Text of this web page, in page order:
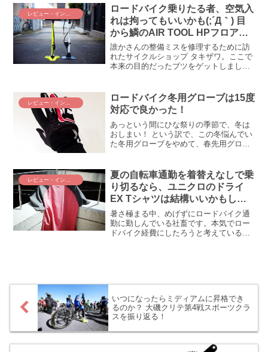
が爆上がりなのが「チューブレス化」で
あります。「お盆に...
ロードバイク乗りたる者、空気入
れは拘ってもいいかも(;´Д｀) 目
から鱗のAIR TOOL HPフロアポ
ンプ
誰かさんの整備ミスを修理するために訪
れたサイクルショップ タキザワ。ここで
本来の目的だったブツをゲットしまし
買ったお話。イイもの...
レビュー・インプレ
ロードバイク冬用グローブは15度
対応で良かった！
あっという間にひな祭りの季節で、冬は
おしまい！ という訳で、この冬悩んでい
た冬用グローブをやめて、春先用グロー
じゃん！5度対応のグローブは暑過ぎる？
ことの発端は、この...
レビュー・インプレ
夏の自転車通勤を着替えなしで乗
り切るなら、ユニクロのドライ
EX Tシャツは結構いいかもしれ
ない
暑さ極まる中、めげずにロードバイク通
勤に勤しんでいる社畜です。本気でロー
ドバイク経費にしたろうと考えているこ
いつになったらミディアムに昇格でき
るのか？ 大磯クリテ第4戦スポーツクラ
スを振り返る！